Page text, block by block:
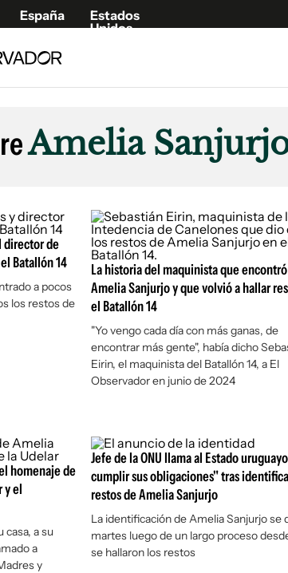
España
Estados
Unidos
Fúnebres
Publicaciones
Newsletters
Argentina
España
Amelia
director de
Batallón 14
a pocos
los restos de
La historia del maquinista que
Amelia Sanjurjo y que volvió a hallar
el Batallón 14
"Yo vengo cada día con más ganas, de
encontrar más gente", había dicho
Eirin, el maquinista del Batallón 14, a El
Observadoren junio de 2024
homenaje de
y el
casa, a su
a
y
Jefe de la ONU llama al Estado
cumplir sus obligaciones" tras
restos de Amelia Sanjurjo
La identificación de Amelia Sanjurjo se
martes luego de un largo proceso
se hallaron los restos